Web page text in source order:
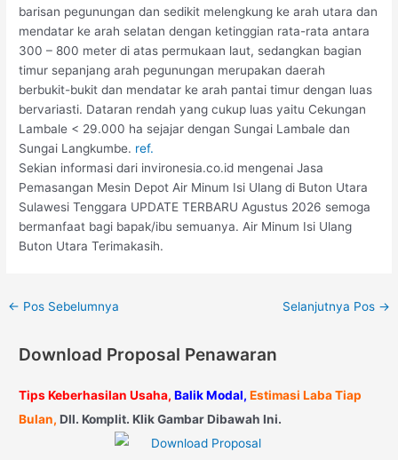
barisan pegunungan dan sedikit melengkung ke arah utara dan
mendatar ke arah selatan dengan ketinggian rata-rata antara
300 – 800 meter di atas permukaan laut, sedangkan bagian
timur sepanjang arah pegunungan merupakan daerah
berbukit-bukit dan mendatar ke arah pantai timur dengan luas
bervariasti. Dataran rendah yang cukup luas yaitu Cekungan
Lambale < 29.000 ha sejajar dengan Sungai Lambale dan
Sungai Langkumbe. ref.
Sekian informasi dari invironesia.co.id mengenai Jasa
Pemasangan Mesin Depot Air Minum Isi Ulang di Buton Utara
Sulawesi Tenggara UPDATE TERBARU Agustus 2026 semoga
bermanfaat bagi bapak/ibu semuanya. Air Minum Isi Ulang
Buton Utara Terimakasih.
← Pos Sebelumnya Selanjutnya Pos →
Download Proposal Penawaran
Tips Keberhasilan Usaha, Balik Modal, Estimasi Laba Tiap
Bulan, Dll. Komplit. Klik Gambar Dibawah Ini.